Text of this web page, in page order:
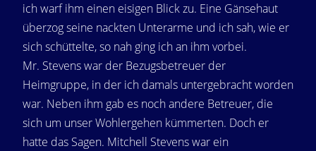
ich warf ihm einen eisigen Blick zu. Eine Gänsehaut
überzog seine nackten Unterarme und ich sah, wie er
sich schüttelte, so nah ging ich an ihm vorbei.
Mr. Stevens war der Bezugsbetreuer der
Heimgruppe, in der ich damals untergebracht worden
war. Neben ihm gab es noch andere Betreuer, die
sich um unser Wohlergehen kümmerten. Doch er
hatte das Sagen. Mitchell Stevens war ein